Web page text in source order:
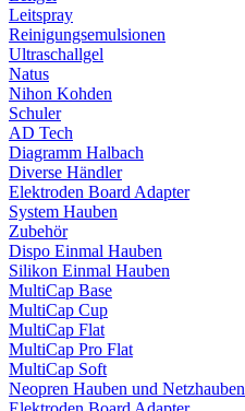
Leitspray
Reinigungsemulsionen
Ultraschallgel
Natus
Nihon Kohden
Schuler
AD Tech
Diagramm Halbach
Diverse Händler
Elektroden Board Adapter
System Hauben
Zubehör
Dispo Einmal Hauben
Silikon Einmal Hauben
MultiCap Base
MultiCap Cup
MultiCap Flat
MultiCap Pro Flat
MultiCap Soft
Neopren Hauben und Netzhauben